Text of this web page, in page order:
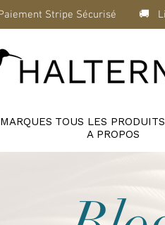
Stripe Sécurisé        🚚
MARQUES TOUS LES PRODUITS
A PROPOS